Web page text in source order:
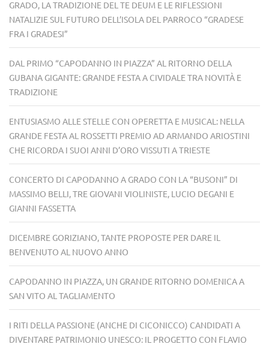
GRADO, LA TRADIZIONE DEL TE DEUM E LE RIFLESSIONI
NATALIZIE SUL FUTURO DELL’ISOLA DEL PARROCO “GRADESE
FRA I GRADESI”
DAL PRIMO “CAPODANNO IN PIAZZA” AL RITORNO DELLA
GUBANA GIGANTE: GRANDE FESTA A CIVIDALE TRA NOVITÀ E
TRADIZIONE
ENTUSIASMO ALLE STELLE CON OPERETTA E MUSICAL: NELLA
GRANDE FESTA AL ROSSETTI PREMIO AD ARMANDO ARIOSTINI
CHE RICORDA I SUOI ANNI D’ORO VISSUTI A TRIESTE
CONCERTO DI CAPODANNO A GRADO CON LA “BUSONI” DI
MASSIMO BELLI, TRE GIOVANI VIOLINISTE, LUCIO DEGANI E
GIANNI FASSETTA
DICEMBRE GORIZIANO, TANTE PROPOSTE PER DARE IL
BENVENUTO AL NUOVO ANNO
CAPODANNO IN PIAZZA, UN GRANDE RITORNO DOMENICA A
SAN VITO AL TAGLIAMENTO
I RITI DELLA PASSIONE (ANCHE DI CICONICCO) CANDIDATI A
DIVENTARE PATRIMONIO UNESCO: IL PROGETTO CON FLAVIO